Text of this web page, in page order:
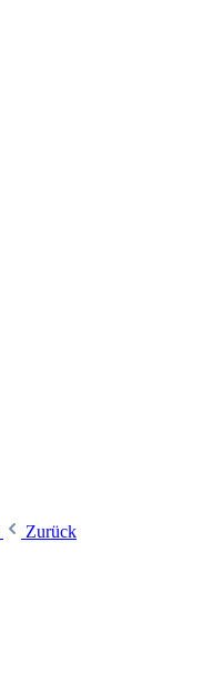
Zurück